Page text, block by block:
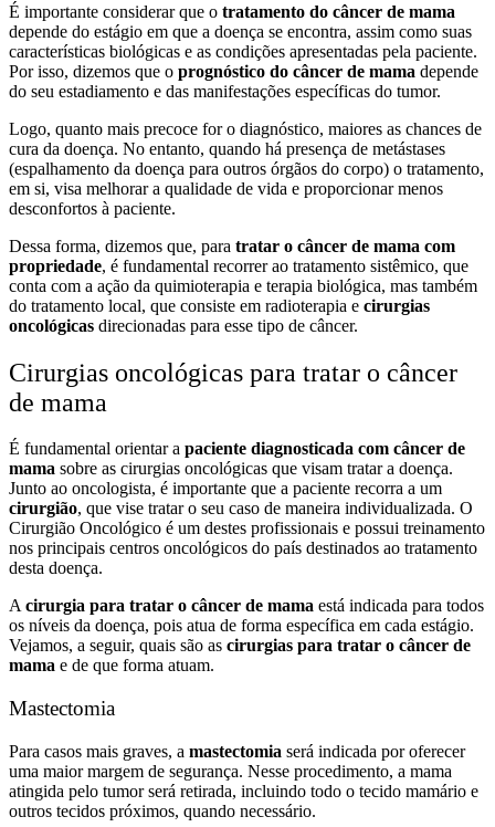
É importante considerar que o tratamento do câncer de mama
depende do estágio em que a doença se encontra, assim como suas
características biológicas e as condições apresentadas pela paciente.
Por isso, dizemos que o prognóstico do câncer de mama depende
do seu estadiamento e das manifestações específicas do tumor.
Logo, quanto mais precoce for o diagnóstico, maiores as chances de
cura da doença. No entanto, quando há presença de metástases
(espalhamento da doença para outros órgãos do corpo) o tratamento,
em si, visa melhorar a qualidade de vida e proporcionar menos
desconfortos à paciente.
Dessa forma, dizemos que, para tratar o câncer de mama com
propriedade, é fundamental recorrer ao tratamento sistêmico, que
conta com a ação da quimioterapia e terapia biológica, mas também
do tratamento local, que consiste em radioterapia e cirurgias
oncológicas direcionadas para esse tipo de câncer.
Cirurgias oncológicas para tratar o câncer
de mama
É fundamental orientar a paciente diagnosticada com câncer de
mama sobre as cirurgias oncológicas que visam tratar a doença.
Junto ao oncologista, é importante que a paciente recorra a um
cirurgião, que vise tratar o seu caso de maneira individualizada. O
Cirurgião Oncológico é um destes profissionais e possui treinamento
nos principais centros oncológicos do país destinados ao tratamento
desta doença.
Acirurgia para tratar o câncer de mama está indicada para todos
os níveis da doença, pois atua de forma específica em cada estágio.
Vejamos, a seguir, quais são as cirurgias para tratar o câncer de
mama e de que forma atuam.
Mastectomia
Para casos mais graves, a mastectomia será indicada por oferecer
uma maior margem de segurança. Nesse procedimento, a mama
atingida pelo tumor será retirada, incluindo todo o tecido mamário e
outros tecidos próximos, quando necessário.